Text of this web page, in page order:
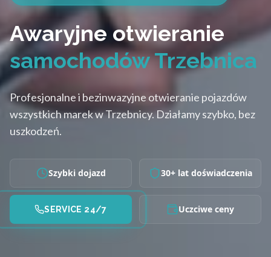
Awaryjne otwieranie
samochodów Trzebnica
Profesjonalne i bezinwazyjne otwieranie pojazdów
wszystkich marek w Trzebnicy. Działamy szybko, bez
uszkodzeń.
Szybki dojazd 30+ lat doświadczenia
SERVICE 24/7 Uczciwe ceny